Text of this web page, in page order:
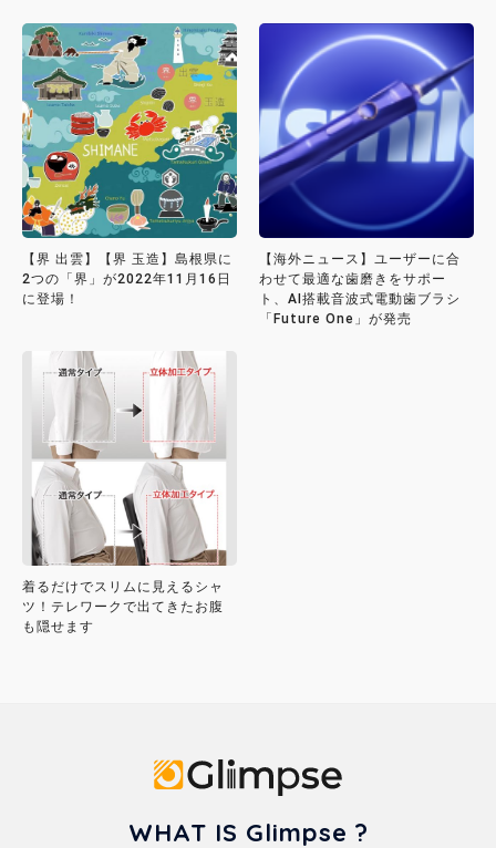
【界 出雲】【界 玉造】島根県に
2つの「界」が2022年11月16日
に登場！
【海外ニュース】ユーザーに合
わせて最適な歯磨きをサポー
ト、AI搭載音波式電動歯ブラシ
「Future One」が発売
着るだけでスリムに見えるシャ
ツ！テレワークで出てきたお腹
も隠せます
WHAT IS Glimpse ?